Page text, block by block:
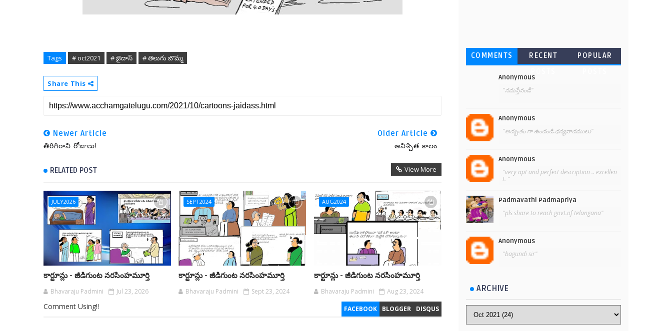
Tags # oct2021 # జైదాస్ # తెలుగు బొమ్మ
Share This
Newer Article
తిరిగిరాని రోజులు!
Older Article
అనిశ్చిత కాలం
RELATED POST View More
JULY2026
కార్టూన్లు - జీడిగుంట నరసింహమూర్తి
Bhavaraju Padmini Jul 23, 2026
SEPT2024
కార్టూన్లు - జీడిగుంట నరసింహమూర్తి
Bhavaraju Padmini Sept 23, 2024
AUG2024
కార్టూన్లు - జీడిగుంట నరసింహమూర్తి
Bhavaraju Padmini Aug 23, 2024
FACEBOOK BLOGGER DISQUS
Comment Using!!
COMMENTS
RECENT
POPULAR
Anonymous
"నమస్తేనండీ"
Anonymous
"అద్భుతం గా ఉందండి.ధన్యవాదములు"
Anonymous
"very apt and perfect description .. excellen
t. "
Padmavathi Padmapriya
"pls share to reach govt.of telangana"
Anonymous
"bagundi sir"
ARCHIVE